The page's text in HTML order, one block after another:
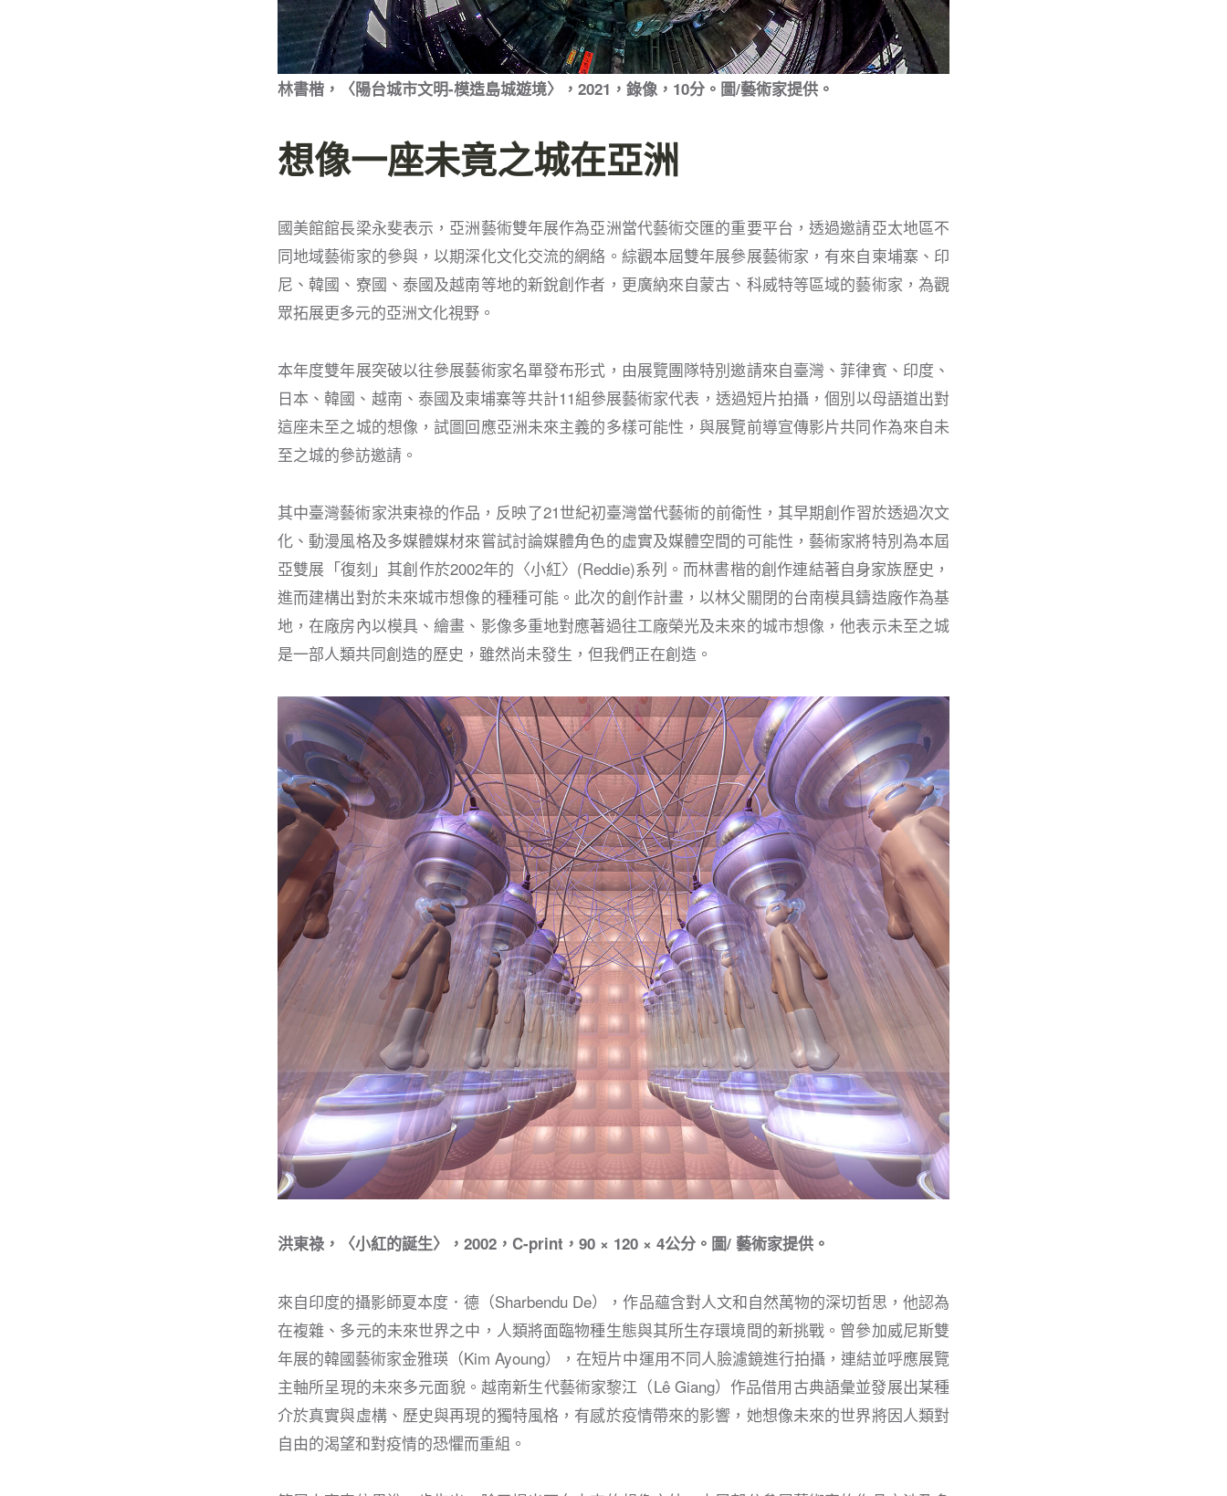
林書楷，〈陽台城市文明-模造島城遊境〉，2021，錄像，10分。圖/藝術家提供。
想像一座未竟之城在亞洲
國美館館長梁永斐表示，亞洲藝術雙年展作為亞洲當代藝術交匯的重要平台，透過邀請亞太地區不
同地域藝術家的參與，以期深化文化交流的網絡。綜觀本屆雙年展參展藝術家，有來自柬埔寨、印
尼、韓國、寮國、泰國及越南等地的新銳創作者，更廣納來自蒙古、科威特等區域的藝術家，為觀
眾拓展更多元的亞洲文化視野。
本年度雙年展突破以往參展藝術家名單發布形式，由展覽團隊特別邀請來自臺灣、菲律賓、印度、
日本、韓國、越南、泰國及柬埔寨等共計11組參展藝術家代表，透過短片拍攝，個別以母語道出對
這座未至之城的想像，試圖回應亞洲未來主義的多樣可能性，與展覽前導宣傳影片共同作為來自未
至之城的參訪邀請。
其中臺灣藝術家洪東祿的作品，反映了21世紀初臺灣當代藝術的前衛性，其早期創作習於透過次文
化、動漫風格及多媒體媒材來嘗試討論媒體角色的虛實及媒體空間的可能性，藝術家將特別為本屆
亞雙展「復刻」其創作於2002年的〈小紅〉(Reddie)系列。而林書楷的創作連結著自身家族歷史，
進而建構出對於未來城市想像的種種可能。此次的創作計畫，以林父關閉的台南模具鑄造廠作為基
地，在廠房內以模具、繪畫、影像多重地對應著過往工廠榮光及未來的城市想像，他表示未至之城
是一部人類共同創造的歷史，雖然尚未發生，但我們正在創造。
洪東祿，〈小紅的誕生〉，2002，C-print，90 × 120 × 4公分。圖/ 藝術家提供。
來自印度的攝影師夏本度．德（Sharbendu De），作品蘊含對人文和自然萬物的深切哲思，他認為
在複雜、多元的未來世界之中，人類將面臨物種生態與其所生存環境間的新挑戰。曾參加威尼斯雙
年展的韓國藝術家金雅瑛（Kim Ayoung），在短片中運用不同人臉濾鏡進行拍攝，連結並呼應展覽
主軸所呈現的未來多元面貌。越南新生代藝術家黎江（Lê Giang）作品借用古典語彙並發展出某種
介於真實與虛構、歷史與再現的獨特風格，有感於疫情帶來的影響，她想像未來的世界將因人類對
自由的渴望和對疫情的恐懼而重組。